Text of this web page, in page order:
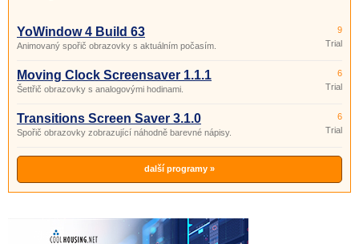
YoWindow 4 Build 63
Animovaný spořič obrazovky s aktuálním počasím.
9
Trial
Moving Clock Screensaver 1.1.1
Šettřič obrazovky s analogovými hodinami.
6
Trial
Transitions Screen Saver 3.1.0
Spořič obrazovky zobrazující náhodně barevné nápisy.
6
Trial
další programy »